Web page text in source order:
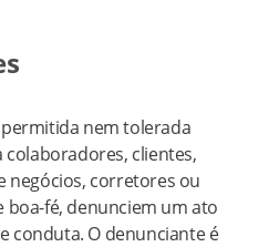
nem tolerada
clientes,
negócios, corretores ou
boa-fé, denunciem um ato
conduta. O denunciante é